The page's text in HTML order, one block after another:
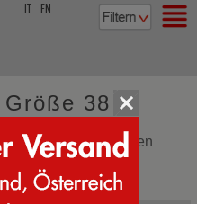
EN
38
blau online bestellen